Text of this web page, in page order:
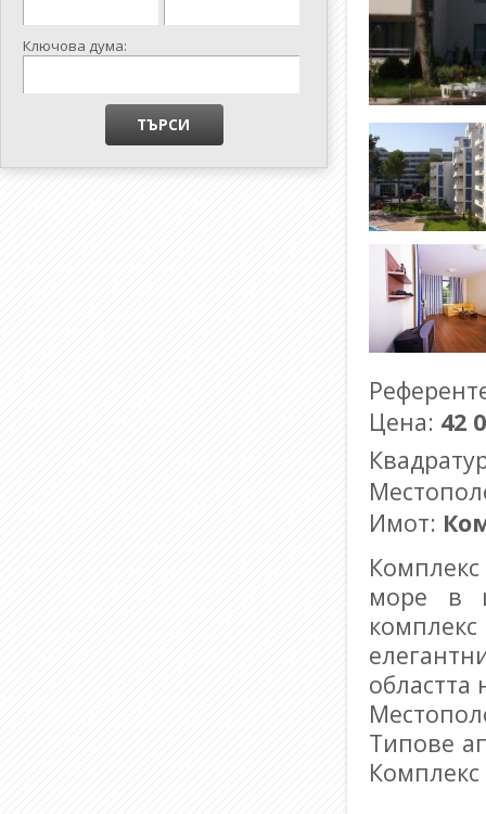
Ключова дума:
Цена: 42
Имот:
море в
областта
Типове